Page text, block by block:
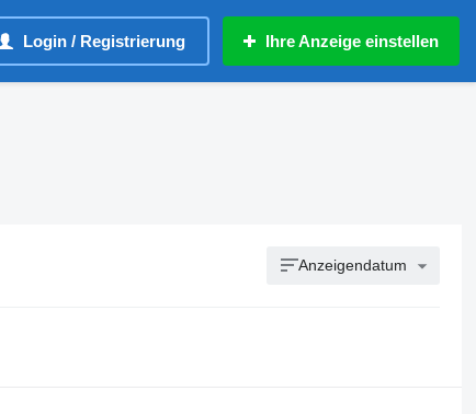
Login / Registrierung Ihre Anzeige einstellen
Anzeigendatum